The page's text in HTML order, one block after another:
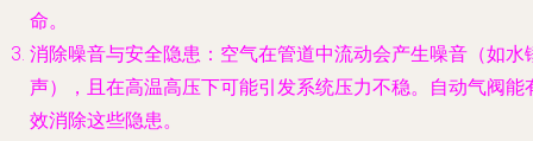
命。
消除噪音与安全隐患 ：空气在管道中流动会产生噪音（如水
声），且在高温高压下可能引发系统压力不稳。自动气阀能
效消除这些隐患。